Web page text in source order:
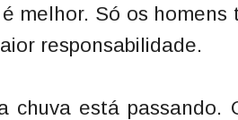
melhor. Só os
responsabilidade.
chuva está passando.